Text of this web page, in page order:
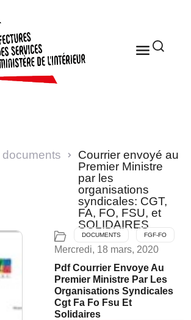
documents
Courrier envoyé au
Premier Ministre
par les
organisations
syndicales: CGT,
FA, FO, FSU, et
SOLIDAIRES
DOCUMENTS FGF-FO
Mercredi, 18 mars, 2020
Pdf Courrier Envoye Au
Premier Ministre Par Les
Organisations Syndicales
Cgt Fa Fo Fsu Et
Solidaires